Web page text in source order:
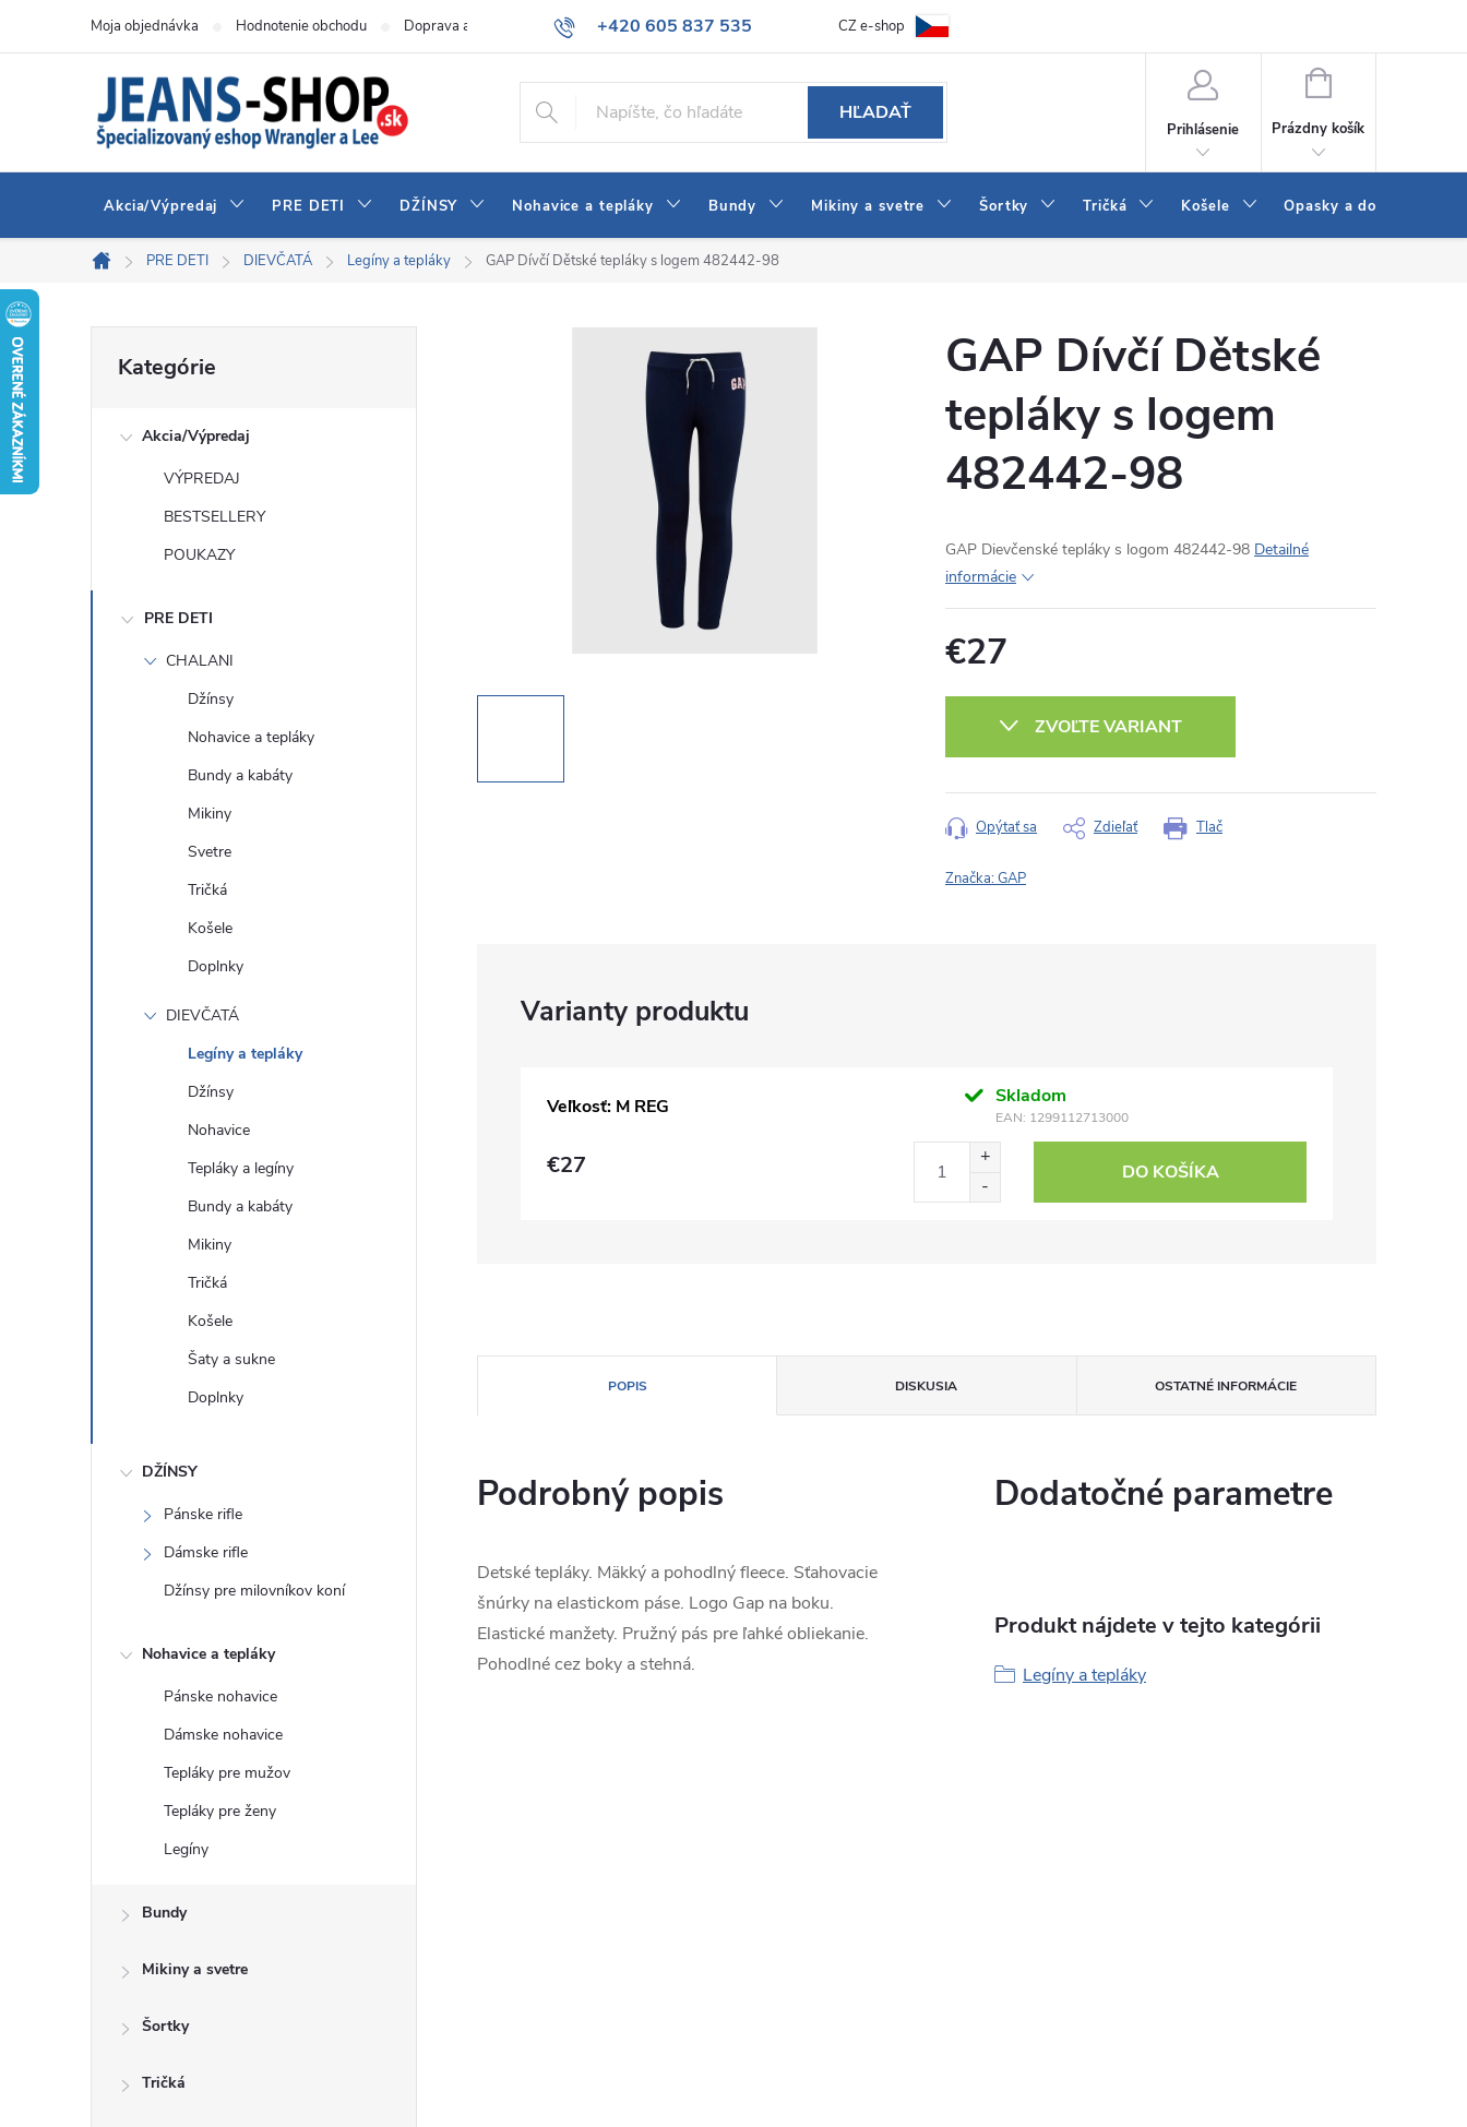
+420 605 837 535
info@jeans-shop.sk
Moja objednávka Hodnotenie obchodu Doprava a platba Všeobecné obchodné podmienky Ako vybrať džínsy Wrangler a LEE
CZ e-shop
HĽADAŤ
Prihlásenie
NÁKUPNÝ
Prázdny košík
Akcia/Výpredaj PRE DETI DŽÍNSY Nohavice a tepláky Bundy Mikiny a svetre Šortky Tričká Košele Opasky a doplnky
Domov
PRE DETI DIEVČATÁ Legíny a tepláky GAP Dívčí Dětské tepláky s logem 482442-98
kategórie
Kategórie
Akcia/Výpredaj
VÝPREDAJ
BESTSELLERY
POUKAZY
PRE DETI
CHALANI
Džínsy
Nohavice a tepláky
Bundy a kabáty
Mikiny
Svetre
Tričká
Košele
Doplnky
DIEVČATÁ
Legíny a tepláky
Džínsy
Nohavice
Tepláky a legíny
Bundy a kabáty
Mikiny
Tričká
Košele
Šaty a sukne
Doplnky
DŽÍNSY
Pánske rifle
Dámske rifle
Džínsy pre milovníkov koní
Nohavice a tepláky
Pánske nohavice
Dámske nohavice
Tepláky pre mužov
Tepláky pre ženy
Legíny
Bundy
Mikiny a svetre
Šortky
Tričká
GAP Dívčí Dětské
tepláky s logem
482442-98
GAP Dievčenské tepláky s logom 482442-98 Detailné
informácie
€27
ZVOĽTE VARIANT
Tlač
Opýtať sa Zdieľať
Značka:GAP
Veľkosť: M REG Skladom
EAN: 1299112713000
€27 DO KOŠÍKA
POPIS DISKUSIA OSTATNÉ INFORMÁCIE
Podrobný popis
Detské tepláky. Mäkký a pohodlný fleece. Sťahovacie
šnúrky na elastickom páse. Logo Gap na boku.
Elastické manžety. Pružný pás pre ľahké obliekanie.
Pohodlné cez boky a stehná.
Dodatočné parametre
Produkt nájdete v tejto kategórii
Legíny a tepláky